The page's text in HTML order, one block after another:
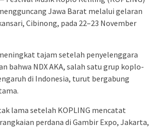
Jawa Barat melalui gelaran
Cibinong, pada 22–23 November
tajam setelah penyelenggara
bahwa NDX AKA, salah satu grup koplo-
di Indonesia, turut bergabung
lama setelah KOPLING mencatat
perdana di Gambir Expo, Jakarta,